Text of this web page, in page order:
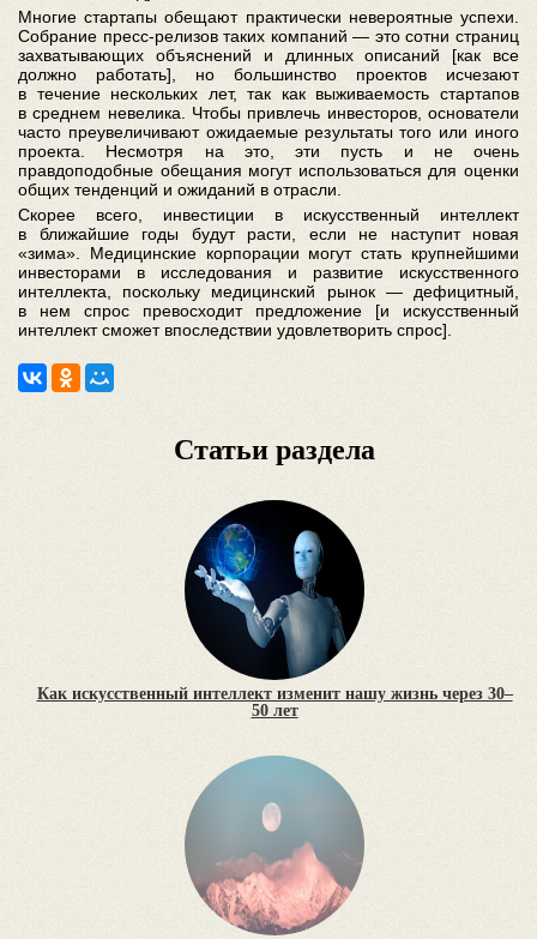
Многие стартапы обещают практически невероятные успехи.
Собрание пресс-релизов таких компаний — это сотни страниц
захватывающих объяснений и длинных описаний [как все
должно работать], но большинство проектов исчезают
в течение нескольких лет, так как выживаемость стартапов
в среднем невелика. Чтобы привлечь инвесторов, основатели
часто преувеличивают ожидаемые результаты того или иного
проекта. Несмотря на это, эти пусть и не очень
правдоподобные обещания могут использоваться для оценки
общих тенденций и ожиданий в отрасли.
Скорее всего, инвестиции в искусственный интеллект
в ближайшие годы будут расти, если не наступит новая
«зима». Медицинские корпорации могут стать крупнейшими
инвесторами в исследования и развитие искусственного
интеллекта, поскольку медицинский рынок — дефицитный,
в нем спрос превосходит предложение [и искусственный
интеллект сможет впоследствии удовлетворить спрос].
Статьи раздела
Как искусственный интеллект изменит нашу жизнь через 30–
50 лет